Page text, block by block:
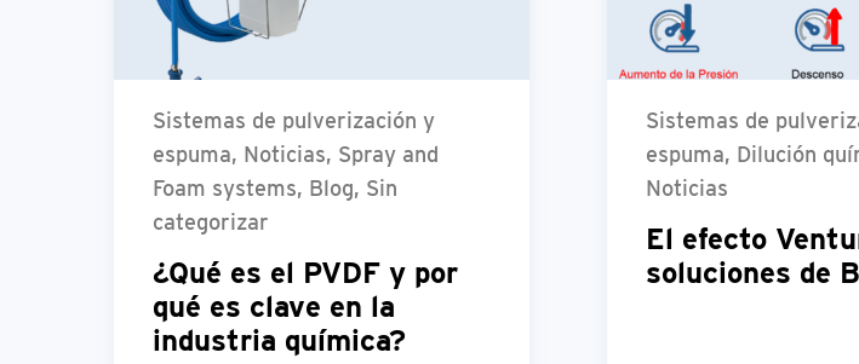
Sistemas de pulverización y
espuma, Noticias, Spray and
Foam systems, Blog, Sin
categorizar
¿Qué es el PVDF y por
qué es clave en la
industria química?
Sistemas de
espuma, Dilución
Noticias
El efecto
soluciones de